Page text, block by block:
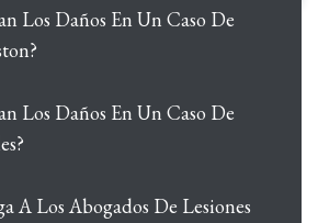
Los Daños En Un Caso De
Los Daños En Un Caso De
A Los Abogados De Lesiones